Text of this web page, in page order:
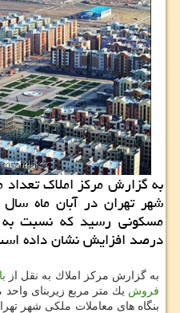
به گزارش مركز املاك تعداد
درصد افزایش نشان داده
به گزارش مركز املاك به نقل از
فروش یك متر مربع زیربنای